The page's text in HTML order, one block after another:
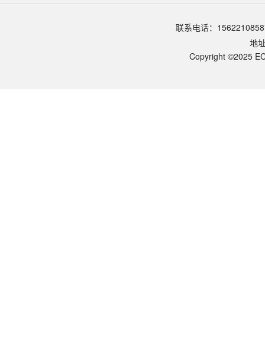
参照产品说明书中的保存条件。一般生物科研试剂建议在2-8℃或-
SCIENTIFIC常规库存产品一般1-3个工作日内发货。如遇缺
联系电话：
地
Copyright ©2025